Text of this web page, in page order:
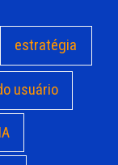
estratégia
usuário